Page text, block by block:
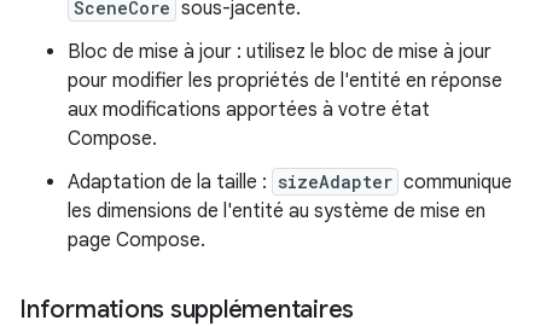
SceneCore sous-jacente.
Bloc de mise à jour : utilisez le bloc de mise à jour
pour modifier les propriétés de l'entité en réponse
aux modifications apportées à votre état
Compose.
Adaptation de la taille : sizeAdapter communique
les dimensions de l'entité au système de mise en
page Compose.
Informations supplémentaires